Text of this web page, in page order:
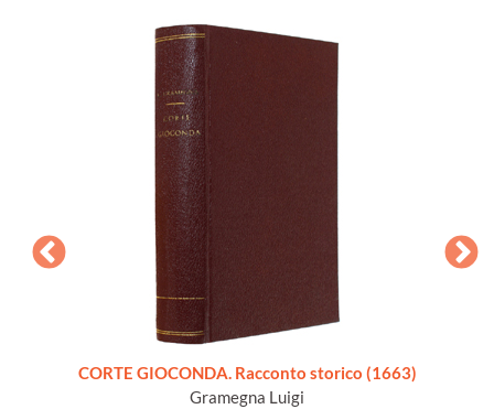
CORTE GIOCONDA. Racconto storico (1663)
Gramegna Luigi